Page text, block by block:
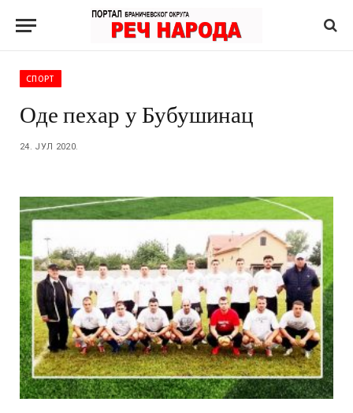
СПОРТ
Оде пехар у Бубушинац
24. ЈУЛ 2020.